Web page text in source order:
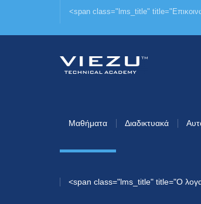
<span class="lms_title"
Μαθήματα Διαδικτυακά
<span class="lms_title" title="Ο